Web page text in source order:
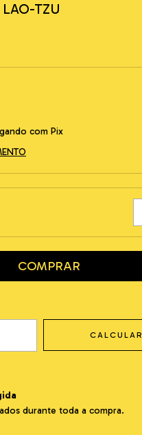
TZU
com Pix
CALCULAR
durante toda a compra.